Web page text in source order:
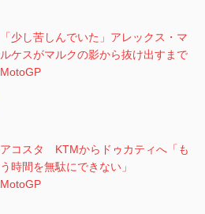
「少し苦しんでいた」アレックス・マ
ルケスがマルクの影から抜け出すまで
MotoGP
アコスタ KTMからドゥカティへ「も
う時間を無駄にできない」
MotoGP